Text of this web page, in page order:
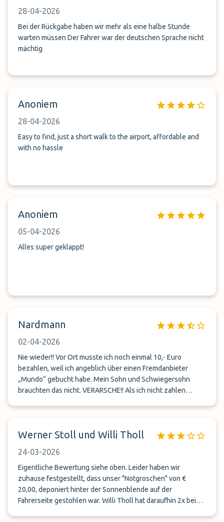
28-04-2026
Bei der Rückgabe haben wir mehr als eine halbe Stunde
warten müssen Der Fahrer war der deutschen Sprache nicht
mächtig
Anoniem
28-04-2026
Easy to find, just a short walk to the airport, affordable and
with no hassle
Anoniem
05-04-2026
Alles super geklappt!
Nardmann
02-04-2026
Nie wieder!! Vor Ort musste ich noch einmal 10,- Euro
bezahlen, weil ich angeblich über einen Fremdanbieter
„Mundo“ gebucht habe. Mein Sohn und Schwiegersohn
brauchten das nicht. VERARSCHE!! Als ich nicht zahlen
Werner Stoll und Willi Tholl
24-03-2026
Eigentliche Bewertung siehe oben. Leider haben wir
zuhause festgestellt, dass unser "Notgroschen" von €
20,00, deponiert hinter der Sonnenblende auf der
Fahrerseite gestohlen war. Willi Tholl hat daraufhin 2x bei